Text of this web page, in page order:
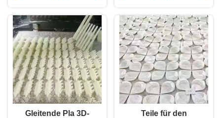
Gleitende Pla 3D-
Teile für den